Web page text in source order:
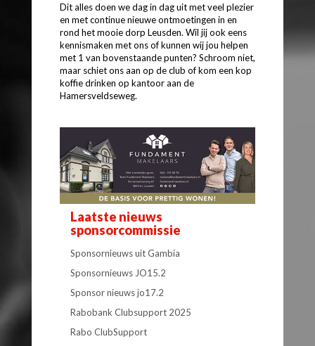
Dit alles doen we dag in dag uit met veel plezier
en met continue nieuwe ontmoetingen in en
rond het mooie dorp Leusden. Wil jij ook eens
kennismaken met ons of kunnen wij jou helpen
met 1 van bovenstaande punten? Schroom niet,
maar schiet ons aan op de club of kom een kop
koffie drinken op kantoor aan de
Hamersveldseweg.
Laatste nieuws
sponsorcommissie
Sponsornieuws uit Gambia
Sponsornieuws JO15.2
Sponsor nieuws jo17.2
Rabobank Clubsupport 2025
Rabo ClubSupport